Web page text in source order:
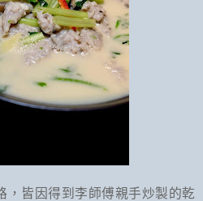
，皆因得到李師傅親手炒製的乾